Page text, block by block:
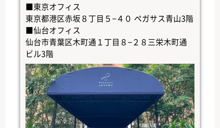
■東京オフィス
東京都港区赤坂８丁目５−４０ ペガサス青山3階
■仙台オフィス
仙台市青葉区木町通１丁目８−２８三栄木町通
ビル3階